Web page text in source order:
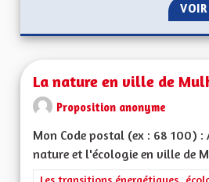
La nature en ville de
Proposition anonyme
Mon Code postal (ex : 68 100) :
nature et l'écologie en ville de
Filtrer les résultats de la
Les transitions énergétiques,